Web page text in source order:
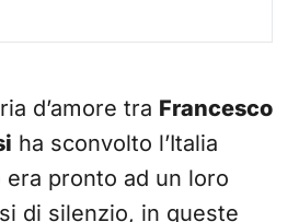
d’amore tra Francesco
ha sconvolto l’Italia
pronto ad un loro
di silenzio, in queste